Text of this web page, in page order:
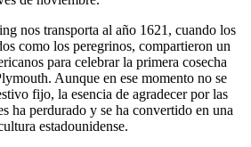
nos transporta al año 1621, cuando los
como los peregrinos, compartieron un
para celebrar la primera cosecha
Aunque en ese momento no se
fijo, la esencia de agradecer por las
ha perdurado y se ha convertido en una
estadounidense.